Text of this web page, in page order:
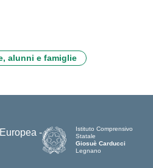
alunni e famiglie
Istituto Comprensivo
Statale
Giosuè Carducci
Legnano